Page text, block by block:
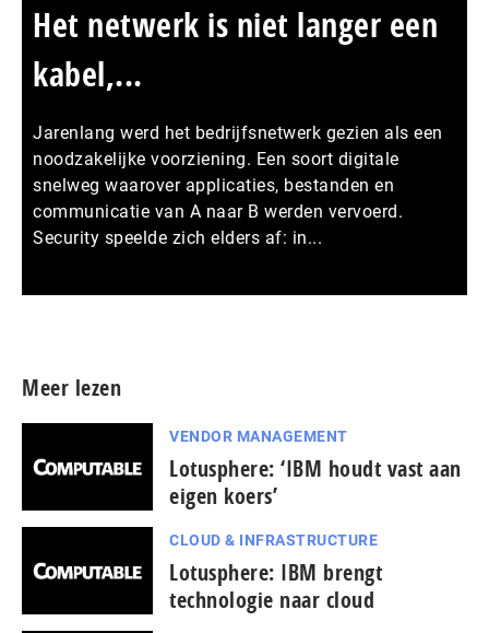
Het netwerk is niet langer een
kabel,...
Jarenlang werd het bedrijfsnetwerk gezien als een
noodzakelijke voorziening. Een soort digitale
snelweg waarover applicaties, bestanden en
communicatie van A naar B werden vervoerd.
Security speelde zich elders af: in...
Meer lezen
VENDOR MANAGEMENT
Lotusphere: ‘IBM houdt vast aan
eigen koers’
CLOUD & INFRASTRUCTURE
Lotusphere: IBM brengt
technologie naar cloud